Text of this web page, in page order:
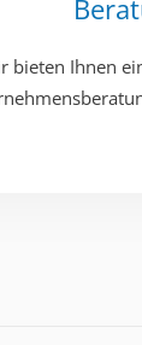
bieten Ihnen